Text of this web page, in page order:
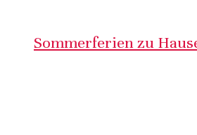
Sommerferien zu